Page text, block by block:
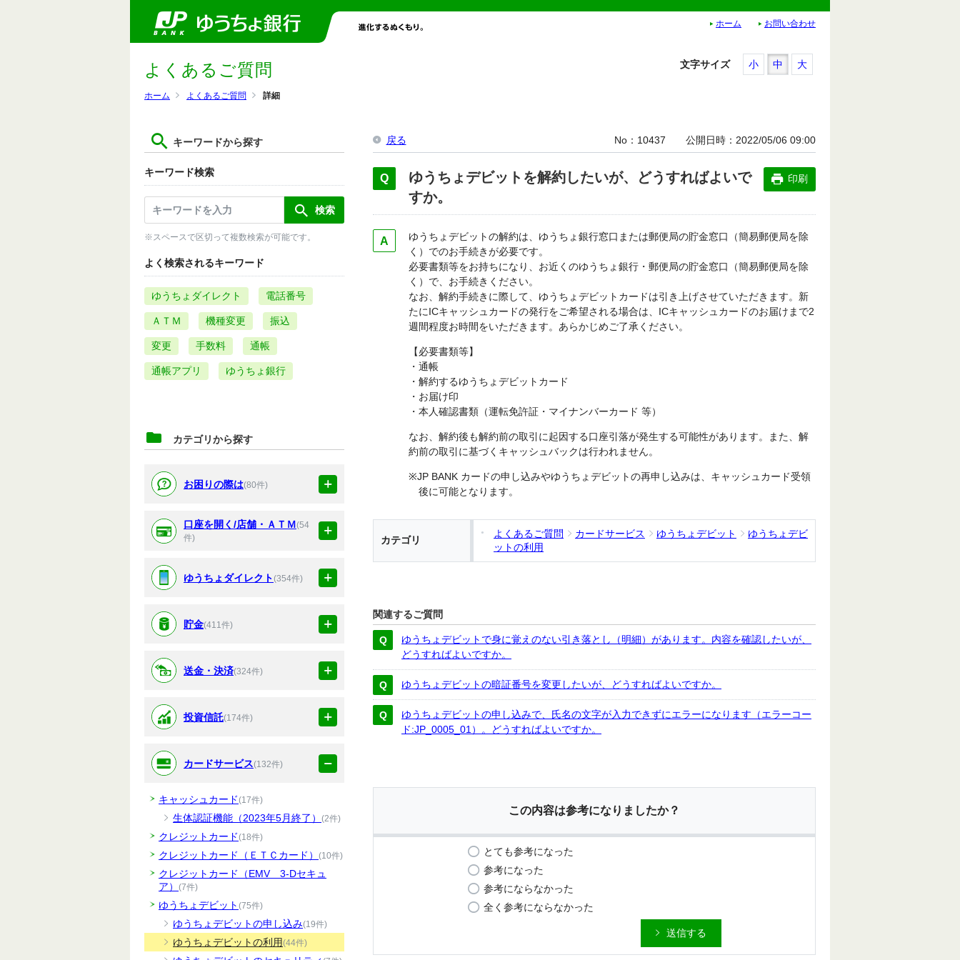
ホーム お問い合わせ
ホーム よくあるご質問 詳細
よくあるご質問
キーワードから探す
キーワード検索
※スペースで区切って複数検索が可能です。
よく検索されるキーワード
ゆうちょダイレクト 電話番号
ＡＴＭ 機種変更 振込
変更 手数料 通帳
通帳アプリ ゆうちょ銀行
カテゴリから探す
お困りの際は(80件)
口座を開く/店舗・ＡＴＭ(54
件)
ゆうちょダイレクト(354件)
貯金(411件)
送金・決済(324件)
投資信託(174件)
カードサービス(132件)
キャッシュカード(17件)
生体認証機能（2023年5月終了） (2件)
クレジットカード(18件)
クレジットカード（ＥＴＣカード） (10件)
クレジットカード（EMV 3-Dセキュ
ア） (7件)
ゆうちょデビット (75件)
ゆうちょデビットの申し込み(19件)
ゆうちょデビットの利用(44件)
文字サイズ 小 中 大
戻る No 10437 公開日時 2022/05/06 09:00
ゆうちょデビットを解約したいが、どうすればよいで
すか。
印刷
ゆうちょデビットの解約は、ゆうちょ銀行窓口または郵便局の貯金窓口（簡易郵便局を除
く）でのお手続きが必要です。
必要書類等をお持ちになり、お近くのゆうちょ銀行・郵便局の貯金窓口（簡易郵便局を除
く）で、お手続きください。
なお、解約手続きに際して、ゆうちょデビットカードは引き上げさせていただきます。新
たにICキャッシュカードの発行をご希望される場合は、ICキャッシュカードのお届けまで2
週間程度お時間をいただきます。あらかじめご了承ください。
【必要書類等】
・通帳
・解約するゆうちょデビットカード
・お届け印
・本人確認書類（運転免許証・マイナンバーカード 等）
なお、解約後も解約前の取引に起因する口座引落が発生する可能性があります。また、解
約前の取引に基づくキャッシュバックは行われません。
※JP BANK カードの申し込みやゆうちょデビットの再申し込みは、キャッシュカード受領
後に可能となります。
カテゴリ
よくあるご質問 カードサービス ゆうちょデビット
ゆうちょデビ
ットの利用
関連するご質問
ゆうちょデビットで身に覚えのない引き落とし（明細）があります。内容を確認したいが、
どうすればよいですか。
ゆうちょデビットの暗証番号を変更したいが、どうすればよいですか。
ゆうちょデビットの申し込みで、氏名の文字が入力できずにエラーになります（エラーコー
ド:JP_0005_01）。どうすればよいですか。
この内容は参考になりましたか？
とても参考になった
参考になった
参考にならなかった
全く参考にならなかった
送信する